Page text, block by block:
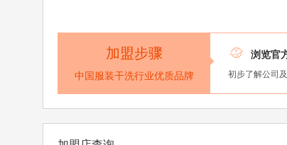
加盟步骤
中国服装干洗行业优质品牌
 浏览官
初步了解公司